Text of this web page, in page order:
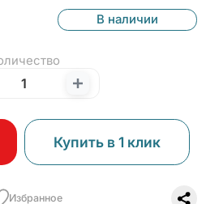
В наличии
Купить в 1 клик
Избранное